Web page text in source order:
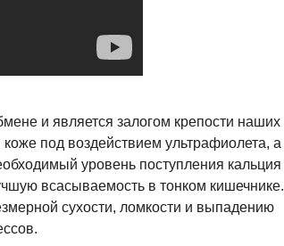
и является залогом крепости наших
под воздействием ультрафиолета, а
уровень поступления кальция
всасываемость в тонком кишечнике.
сухости, ломкости и выпадению